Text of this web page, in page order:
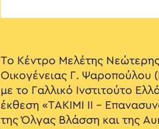
Το Κέντρο Μελέτης
Οικογένειας Γ. Ψαροπούλου
με το Γαλλικό Ινστιτούτο
έκθεση «ΤΑΚΙΜΙ II -
της Όλγας Βλάσση και της